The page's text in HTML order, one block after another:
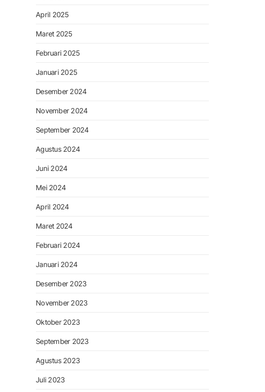
April 2025
Maret 2025
Februari 2025
Januari 2025
Desember 2024
November 2024
September 2024
Agustus 2024
Juni 2024
Mei 2024
April 2024
Maret 2024
Februari 2024
Januari 2024
Desember 2023
November 2023
Oktober 2023
September 2023
Agustus 2023
Juli 2023